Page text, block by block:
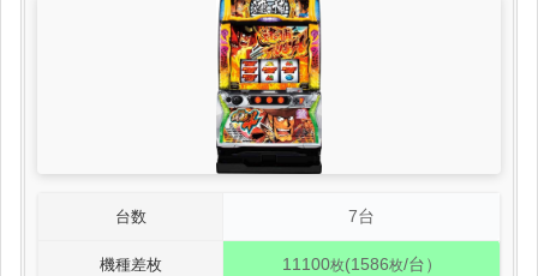
台数 7台
機種差枚 11100枚(1586枚/台）